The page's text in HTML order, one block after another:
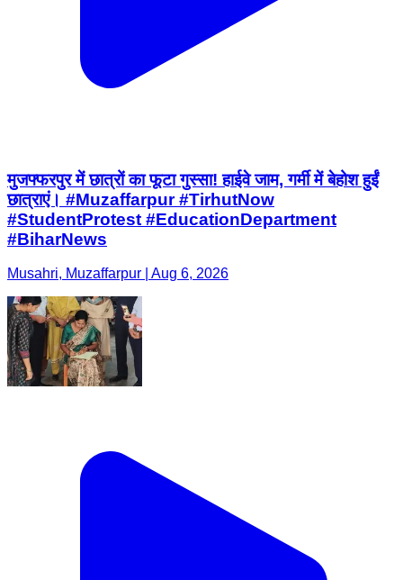
मुजफ्फरपुर में छात्रों का फूटा गुस्सा! हाईवे जाम, गर्मी में बेहोश हुईं
छात्राएं। #Muzaffarpur #TirhutNow
#StudentProtest #EducationDepartment
#BiharNews
Musahri, Muzaffarpur | Aug 6, 2026